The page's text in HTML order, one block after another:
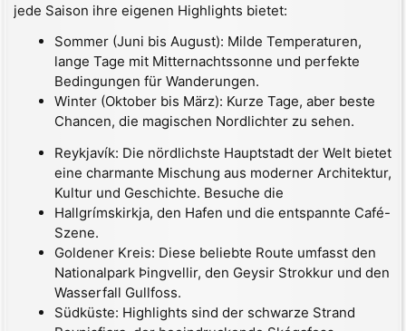
jede Saison ihre eigenen Highlights bietet:
Sommer (Juni bis August): Milde Temperaturen,
lange Tage mit Mitternachtssonne und perfekte
Bedingungen für Wanderungen.
Winter (Oktober bis März): Kurze Tage, aber beste
Chancen, die magischen Nordlichter zu sehen.
Reykjavík: Die nördlichste Hauptstadt der Welt bietet
eine charmante Mischung aus moderner Architektur,
Kultur und Geschichte. Besuche die
Hallgrímskirkja, den Hafen und die entspannte Café-
Szene.
Goldener Kreis: Diese beliebte Route umfasst den
Nationalpark Þingvellir, den Geysir Strokkur und den
Wasserfall Gullfoss.
Südküste: Highlights sind der schwarze Strand